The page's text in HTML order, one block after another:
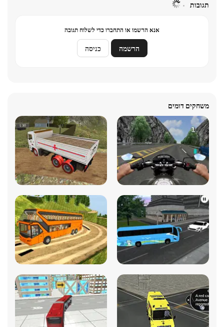
תגובות
אנא הרשמו או התחברו כדי לשלוח תגובה
הרשמה כניסה
משחקים דומים